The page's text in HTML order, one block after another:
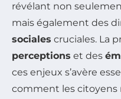
révélant non
mais également des
sociales cruciales. La
perceptions et des
ces enjeux s’avère
comment les citoyens